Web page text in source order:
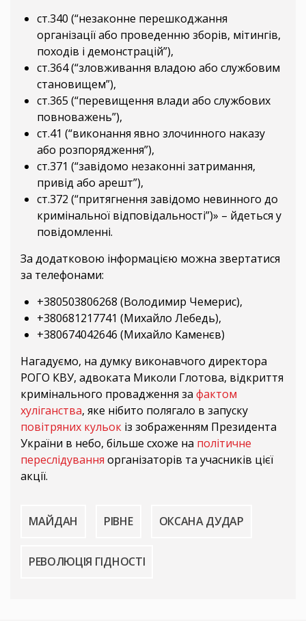
ст.340 (“незаконне перешкоджання
організації або проведенню зборів, мітингів,
походів і демонстрацій”),
ст.364 (“зловживання владою або службовим
становищем”),
ст.365 (“перевищення влади або службових
повноважень”),
ст.41 (“виконання явно злочинного наказу
або розпорядження”),
ст.371 (“завідомо незаконні затримання,
привід або арешт”),
ст.372 (“притягнення завідомо невинного до
кримінальної відповідальності”)» – йдеться у
повідомленні.
За додатковою інформацією можна звертатися
за телефонами:
+380503806268 (Володимир Чемерис),
+380681217741 (Михайло Лебедь),
+380674042646 (Михайло Каменєв)
Нагадуємо, на думку виконавчого директора
РОГО КВУ, адвоката Миколи Глотова, відкриття
кримінального провадження за фактом
хуліганства, яке нібито полягало в запуску
повітряних кульок із зображенням Президента
України в небо, більше схоже на політичне
переслідування організаторів та учасників цієї
акції.
МАЙДАН РІВНЕ ОКСАНА ДУДАР
РЕВОЛЮЦІЯ ГІДНОСТІ